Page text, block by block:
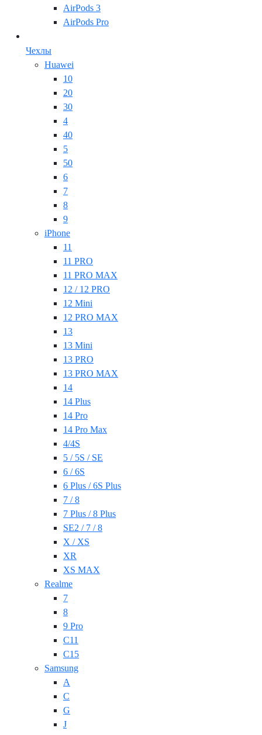
AirPods 3
AirPods Pro
Чехлы
Huawei
10
20
30
4
40
5
50
6
7
8
9
iPhone
11
11 PRO
11 PRO MAX
12 / 12 PRO
12 Mini
12 PRO MAX
13
13 Mini
13 PRO
13 PRO MAX
14
14 Plus
14 Pro
14 Pro Max
4/4S
5 / 5S / SE
6 / 6S
6 Plus / 6S Plus
7 / 8
7 Plus / 8 Plus
SE2 / 7 / 8
X / XS
XR
XS MAX
Realme
7
8
9 Pro
C11
C15
Samsung
A
C
G
J